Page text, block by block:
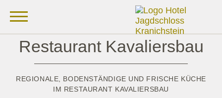
Restaurant Kavaliersbau
REGIONALE, BODENSTÄNDIGE UND FRISCHE KÜCHE
IM RESTAURANT KAVALIERSBAU